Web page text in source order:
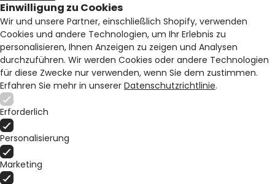
Einwilligung zu Cookies
Wir und unsere Partner, einschließlich Shopify, verwenden
Cookies und andere Technologien, um Ihr Erlebnis zu
personalisieren, Ihnen Anzeigen zu zeigen und Analysen
durchzuführen. Wir werden Cookies oder andere Technologien
für diese Zwecke nur verwenden, wenn Sie dem zustimmen.
Erfahren Sie mehr in unserer Datenschutzrichtlinie.
Erforderlich
Personalisierung
Marketing